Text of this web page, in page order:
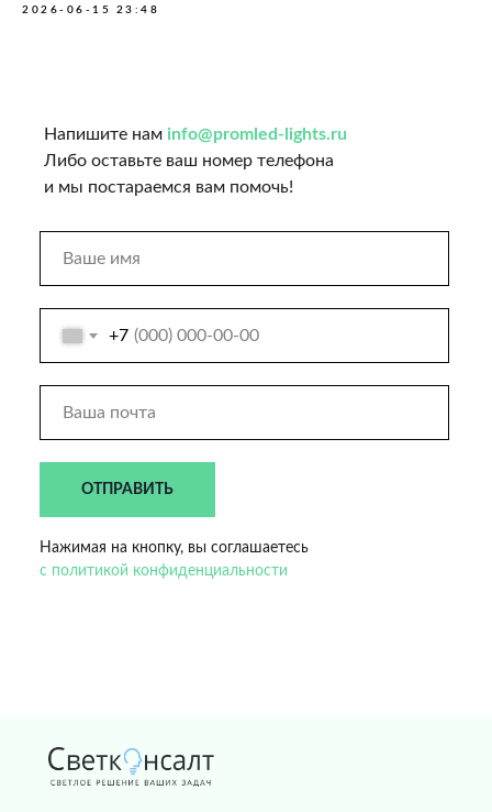
2026-06-15 23:48
Напишите нам info@promled-lights.ru
Либо оставьте ваш номер телефона
и мы постараемся вам помочь!
+7
ОТПРАВИТЬ
Нажимая на кнопку, вы соглашаетесь
с политикой конфиденциальности